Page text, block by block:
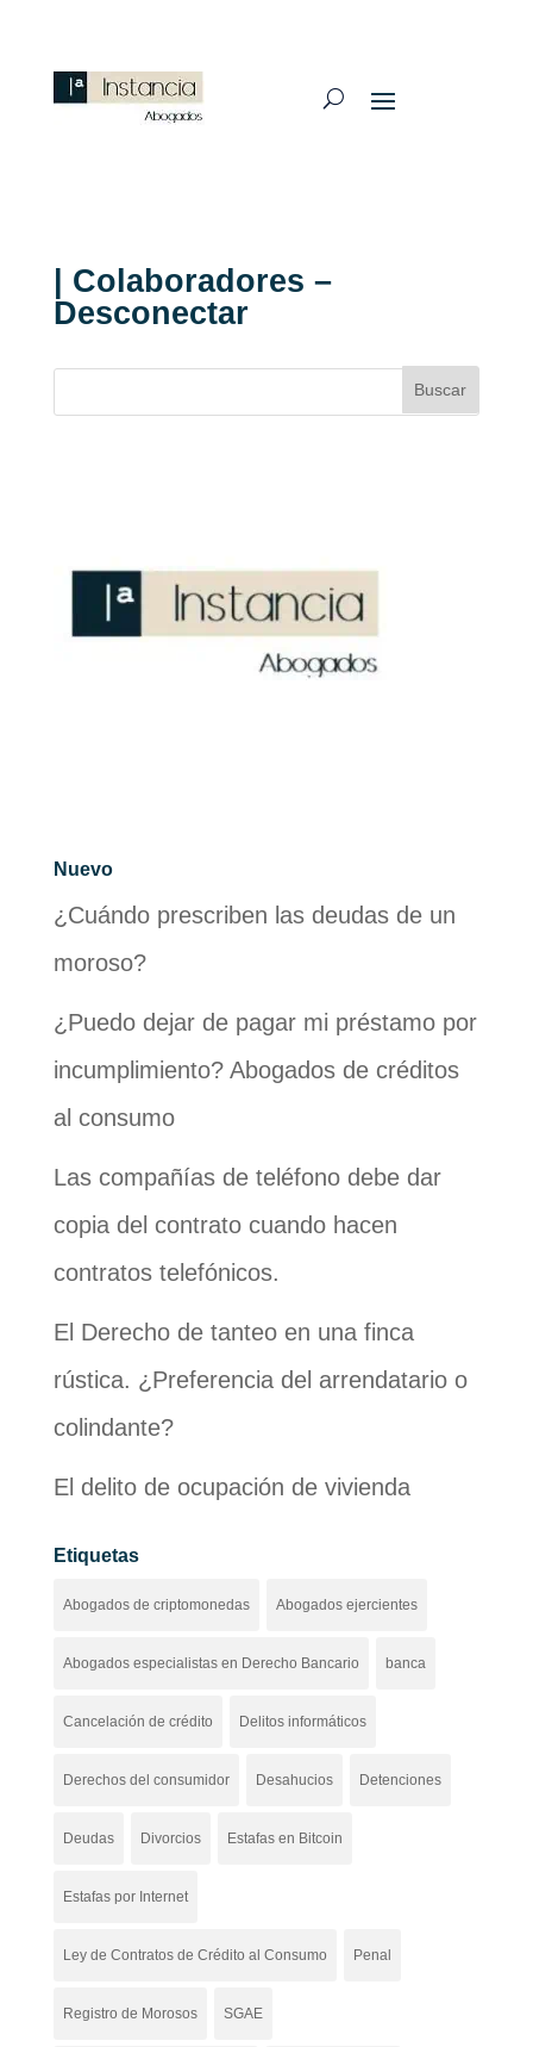
| Colaboradores –
Desconectar
Nuevo
¿Cuándo prescriben las deudas de un
moroso?
¿Puedo dejar de pagar mi préstamo por
incumplimiento? Abogados de créditos
al consumo
Las compañías de teléfono debe dar
copia del contrato cuando hacen
contratos telefónicos.
El Derecho de tanteo en una finca
rústica. ¿Preferencia del arrendatario o
colindante?
El delito de ocupación de vivienda
Etiquetas
Abogados de criptomonedas Abogados ejercientes
Abogados especialistas en Derecho Bancario banca
Cancelación de crédito Delitos informáticos
Derechos del consumidor Desahucios Detenciones
Deudas Divorcios Estafas en Bitcoin
Estafas por Internet
Ley de Contratos de Crédito al Consumo Penal
Registro de Morosos SGAE